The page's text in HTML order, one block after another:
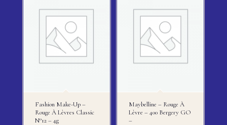
Fashion Make-Up –
Rouge À Lèvres Classic
N°12 – 4g
Maybelline – Rouge À
Lèvre – 400 Bergery GO
–